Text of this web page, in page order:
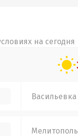
на сегодня
Васильевка
Мелитополь